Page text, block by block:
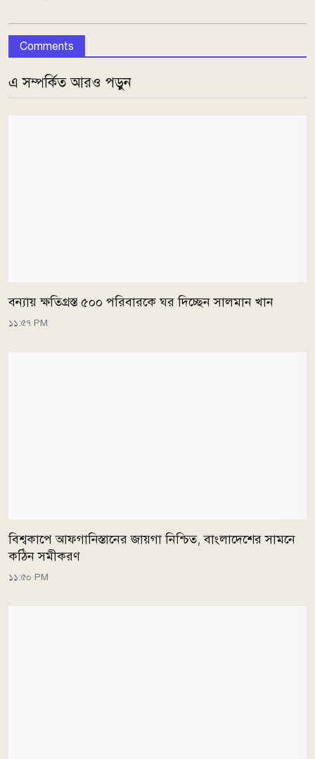
Comments
এ সম্পর্কিত আরও পড়ুন
বন্যায় ক্ষতিগ্রস্ত ৫০০ পরিবারকে ঘর দিচ্ছেন সালমান খান
১১:৫৭ PM
বিশ্বকাপে আফগানিস্তানের জায়গা নিশ্চিত, বাংলাদেশের সামনে
কঠিন সমীকরণ
১১:৫০ PM